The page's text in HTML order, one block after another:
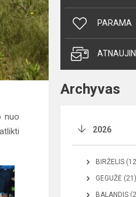
nuo
PARAMA
Archyvas
2026
BIRŽELIS
GEGUŽĖ (21)
BALANDIS